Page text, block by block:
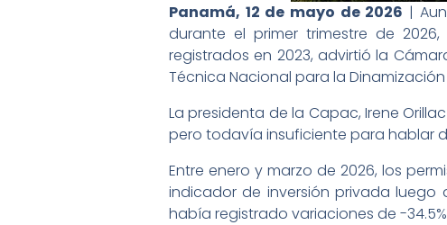
Panamá, 12 de mayo de 2026 |
durante el primer trimestre de
registrados en 2023, advirtió la
Técnica Nacional para la
La presidenta de la Capac, Irene
pero todavía insuficiente para hablar
Entre enero y marzo de 2026, los
indicador de inversión privada
había registrado variaciones de -